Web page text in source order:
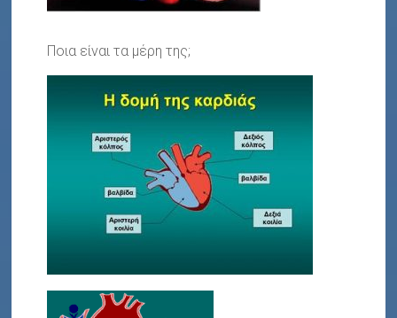
Ποια είναι τα μέρη της;